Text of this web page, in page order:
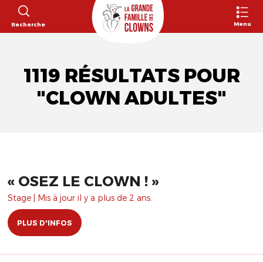
Recherche Menu
1119 RÉSULTATS POUR
"CLOWN ADULTES"
​« OSEZ LE CLOWN ! »
Stage | Mis à jour il y a plus de 2 ans.
PLUS D'INFOS